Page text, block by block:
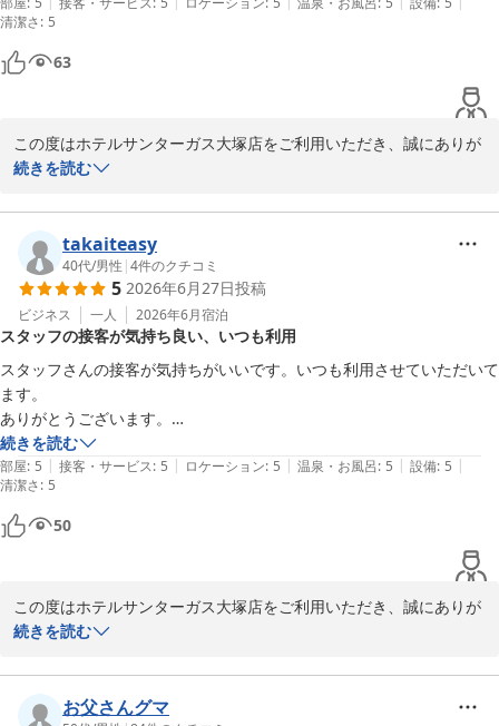
2026-07-03
清潔さ: 5
63
この度はホテルサンターガス大塚店をご利用いただき、誠にありが
とうございます。
拝読いたしました。
お部屋につきましては、設備が古くコンパクトな造りでご不便をお
かけし申し訳ございません。それでもなお、チェックアウト時間を
12時までゆっくりお過ごしいただけたとのこと、安心いたしまし
た。
都内でのご滞在に当館をお選びいただけたこと、心より御礼申し上
げます。
今後も快適にお過ごしいただけるよう、より良い環境づくりに努め
てまいります。
またのご利用をスタッフ一同、心よりお待ち申し上げております。
ホテルサンターガス大塚店
続きを読む
takaiteasy
40代/男性 |4件のクチコミ
5 2026年6月27日投稿
ビジネス 一人 2026年6月宿泊
スタッフの接客が気持ち良い、いつも利用
スタッフさんの接客が気持ちがいいです。いつも利用させていただいて
ます。
ありがとうございます。
続きを読む
部屋: 5 | 接客・サービス: 5 | ロケーション: 5 | 温泉・お風呂: 5 | 設備: 5 |
清潔さ: 5
50
この度はホテルサンターガス大塚店をご利用いただき、誠にありが
とうございます。
ます。
続きを読む
お父さんグマ